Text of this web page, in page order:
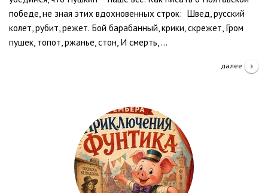
победе, не зная этих вдохновенных строк: Швед, русский
колет, рубит, режет. Бой барабанный, крики, скрежет, Гром
пушек, топот, ржанье, стон, И смерть, …
далее